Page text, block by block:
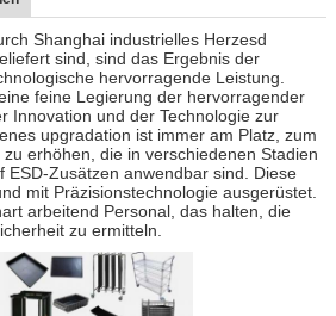
Shanghai industrielles Herzesd
sind, sind das Ergebnis der
hervorragende Leistung.
feine Legierung der hervorragender
Innovation und der Technologie zur
upgradation ist immer am Platz, zum
erhöhen, die in verschiedenen Stadien
ESD-Zusätzen anwendbar sind. Diese
mit Präzisionstechnologie ausgerüstet.
arbeitend Personal, das halten, die
zu ermitteln.